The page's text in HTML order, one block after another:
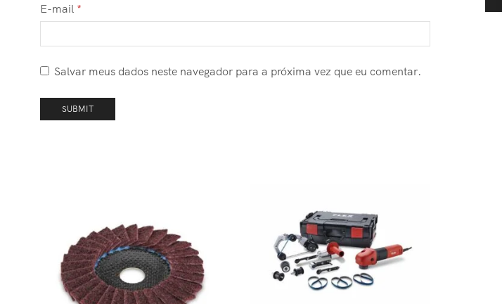
E-mail *
Salvar meus dados neste navegador para a próxima vez que eu comentar.